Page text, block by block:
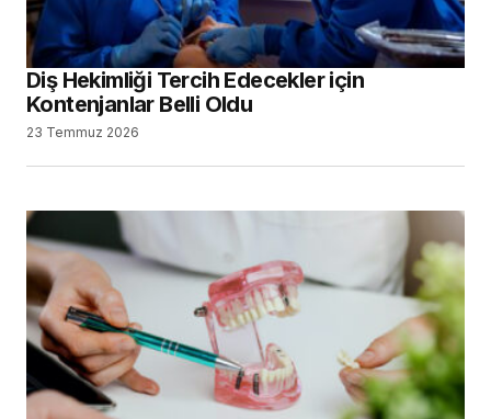
Diş Hekimliği Tercih Edecekler için
Kontenjanlar Belli Oldu
23 Temmuz 2026